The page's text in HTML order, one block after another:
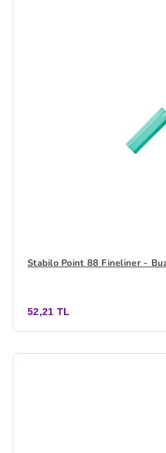
Stabilo Point 88 Fineliner -
52,21 TL